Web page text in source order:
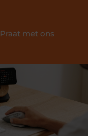
Praat met ons